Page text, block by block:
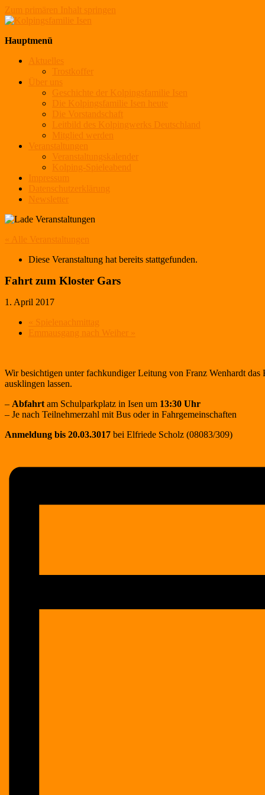
Zum primären Inhalt springen
Hauptmenü
Aktuelles
Trostkoffer
Über uns
Geschichte der Kolpingsfamilie Isen
Die Kolpingsfamilie Isen heute
Die Vorstandschaft
Leitbild des Kolpingwerks Deutschland
Mitglied werden
Veranstaltungen
Veranstaltungskalender
Kolping-Spieleabend
Impressum
Datenschutzerklärung
Newsletter
« Alle Veranstaltungen
Diese Veranstaltung hat bereits stattgefunden.
Fahrt zum Kloster Gars
1. April 2017
«
Spielenachmittag
Emmausgang nach Weiher
»
Wir besichtigen unter fachkundiger Leitung von Franz Wenhardt
ausklingen lassen.
– Abfahrt am Schulparkplatz in Isen um 13:30 Uhr
– Je nach Teilnehmerzahl mit Bus oder in Fahrgemeinschaften
Anmeldung bis 20.03.3017 bei Elfriede Scholz (08083/309)